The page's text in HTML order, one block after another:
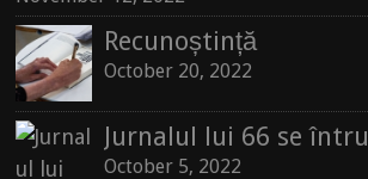
Recunoștință
October 20, 2022
October 5, 2022